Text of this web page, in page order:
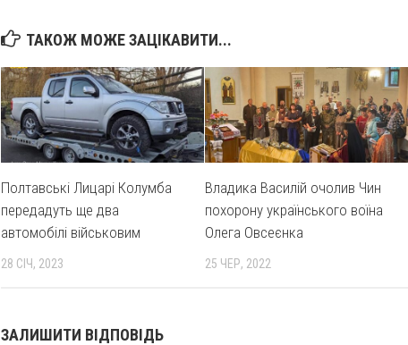
ТАКОЖ МОЖЕ ЗАЦІКАВИТИ...
Полтавські Лицарі Колумба
передадуть ще два
автомобілі військовим
28 СІЧ, 2023
Владика Василій очолив Чин
похорону українського воїна
Олега Овсеєнка
25 ЧЕР, 2022
ЗАЛИШИТИ ВІДПОВІДЬ